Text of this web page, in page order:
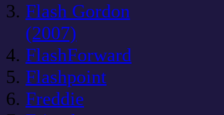
Flash Gordon
(2007)
FlashForward
Flashpoint
Freddie